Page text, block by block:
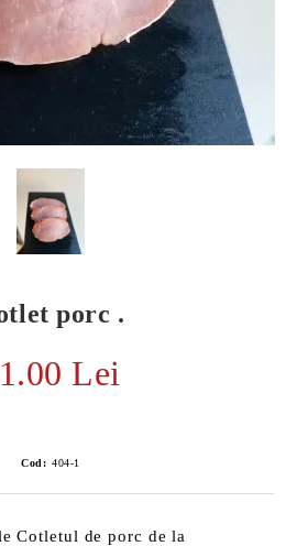
porc .
Lei
Cod: 404-1
Cotletul de porc de la